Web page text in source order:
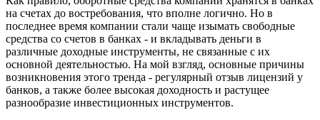
на счетах до востребования, что вполне логично. Но в
последнее время компании стали чаще изымать свободные
средства со счетов в банках - и вкладывать деньги в
различные доходные инструменты, не связанные с их
основной деятельностью. На мой взгляд, основные причины
возникновения этого тренда - регулярный отзыв лицензий у
банков, а также более высокая доходность и растущее
разнообразие инвестиционных инструментов.